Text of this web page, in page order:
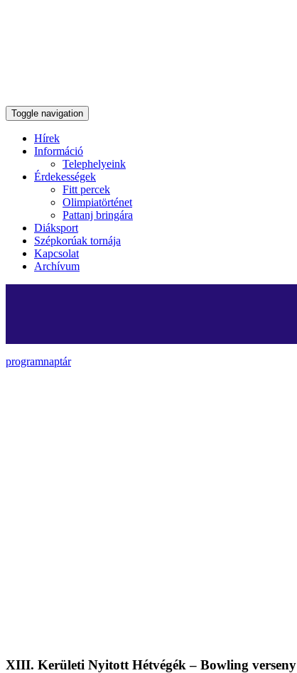
Toggle navigation
Hírek
Információ
Telephelyeink
Érdekességek
Fitt percek
Olimpiatörténet
Pattanj bringára
Diáksport
Szépkorúak tornája
Kapcsolat
Archívum
programnaptár
XIII. Kerületi Nyitott Hétvégék – Bowling verseny